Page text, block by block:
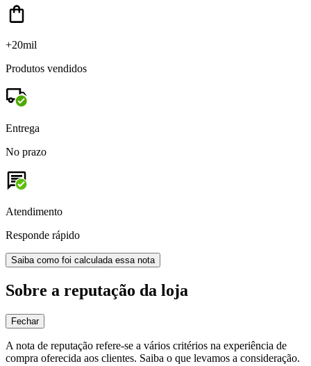
+20mil
Produtos vendidos
Entrega
No prazo
Atendimento
Responde rápido
Saiba como foi calculada essa nota
Sobre a reputação da loja
Fechar
A nota de reputação refere-se a vários critérios na experiência de
compra oferecida aos clientes. Saiba o que levamos a consideração.